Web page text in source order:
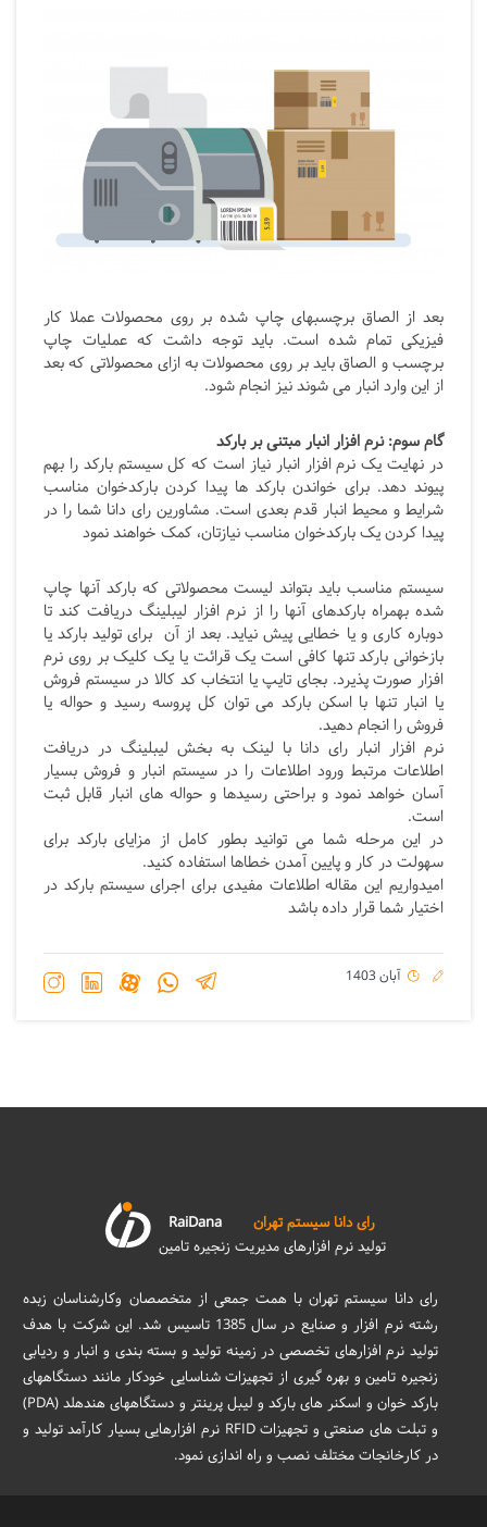
بعد از الصاق برچسبهای چاپ شده بر روی محصولات عملا کار
فیزیکی تمام شده است. باید توجه داشت که عملیات چاپ
برچسب و الصاق باید بر روی محصولات به ازای محصولاتی که بعد
از این وارد انبار می شوند نیز انجام شود.
گام سوم: نرم افزار انبار مبتنی بر بارکد
در نهایت یک نرم افزار انبار نیاز است که کل سیستم بارکد را بهم
پیوند دهد. برای خواندن بارکد ها پیدا کردن بارکدخوان مناسب
شرایط و محیط انبار قدم بعدی است. مشاورین رای دانا شما را در
پیدا کردن یک بارکدخوان مناسب نیازتان، کمک خواهند نمود
سیستم مناسب باید بتواند لیست محصولاتی که بارکد آنها چاپ
شده بهمراه بارکدهای آنها را از نرم افزار لیبلینگ دریافت کند تا
دوباره کاری و یا خطایی پیش نیاید. بعد از آن برای تولید بارکد یا
بازخوانی بارکد تنها کافی است یک قرائت یا یک کلیک بر روی نرم
افزار صورت پذیرد. بجای تایپ یا انتخاب کد کالا در سیستم فروش
یا انبار تنها با اسکن بارکد می توان کل پروسه رسید و حواله یا
فروش را انجام دهید.
نرم افزار انبار رای دانا با لینک به بخش لیبلینگ در دریافت
اطلاعات مرتبط ورود اطلاعات را در سیستم انبار و فروش بسیار
آسان خواهد نمود و براحتی رسیدها و حواله های انبار قابل ثبت
است.
در این مرحله شما می توانید بطور کامل از مزایای بارکد برای
سهولت در کار و پایین آمدن خطاها استفاده کنید.
امیدواریم این مقاله اطلاعات مفیدی برای اجرای سیستم بارکد در
اختیار شما قرار داده باشد
آبان 1403
رای دانا سیستم تهران
RaiDana
تولید نرم افزارهای مدیریت زنجیره تامین
رای دانا سیستم تهران با همت جمعی از متخصصان وکارشناسان زبده
رشته نرم افزار و صنایع در سال 1385 تاسیس شد. این شرکت با هدف
تولید نرم افزارهای تخصصی در زمینه تولید و بسته بندی و انبار و ردیابی
زنجیره تامین و بهره گیری از تجهیزات شناسایی خودکار مانند دستگاههای
بارکد خوان و اسکنر های بارکد و لیبل پرینتر و دستگاههای هندهلد (PDA)
و تبلت های صنعتی و تجهیزات RFID نرم افزارهایی بسیار کارآمد تولید و
در کارخانجات مختلف نصب و راه اندازی نمود.